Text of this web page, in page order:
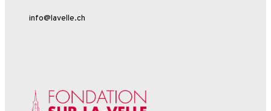
info@lavelle.ch